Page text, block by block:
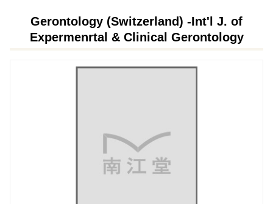
Gerontology (Switzerland) -Int'l J. of
Expermenrtal & Clinical Gerontology